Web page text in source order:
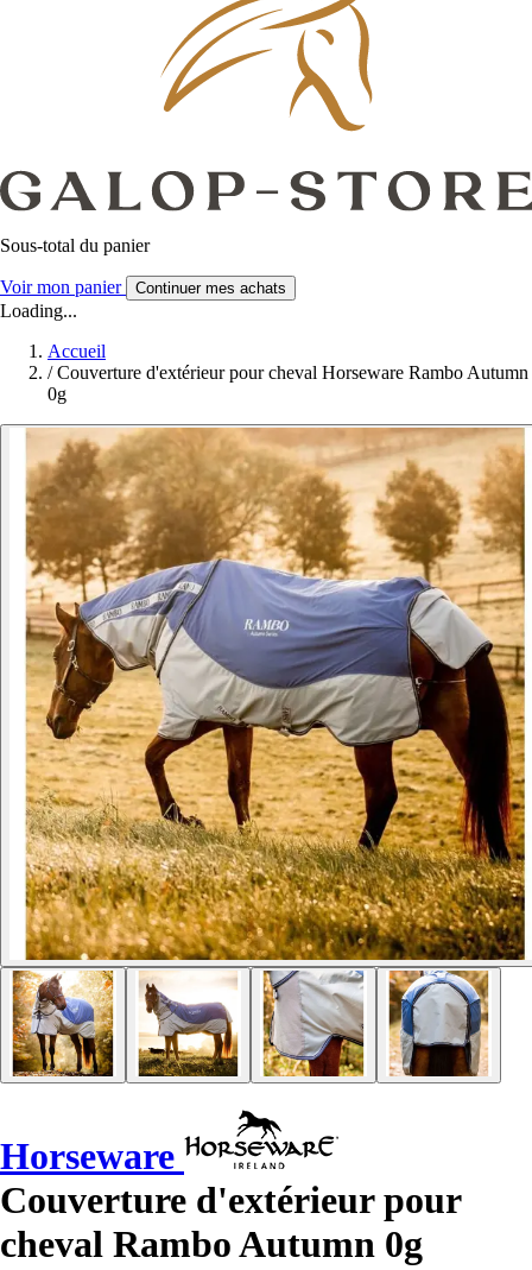
Sous-total du panier
Voir mon panier Continuer mes achats
Loading...
Accueil
/ Couverture d'extérieur pour cheval Horseware Rambo Autumn
0g
Horseware
Couverture d'extérieur pour
cheval Rambo Autumn 0g